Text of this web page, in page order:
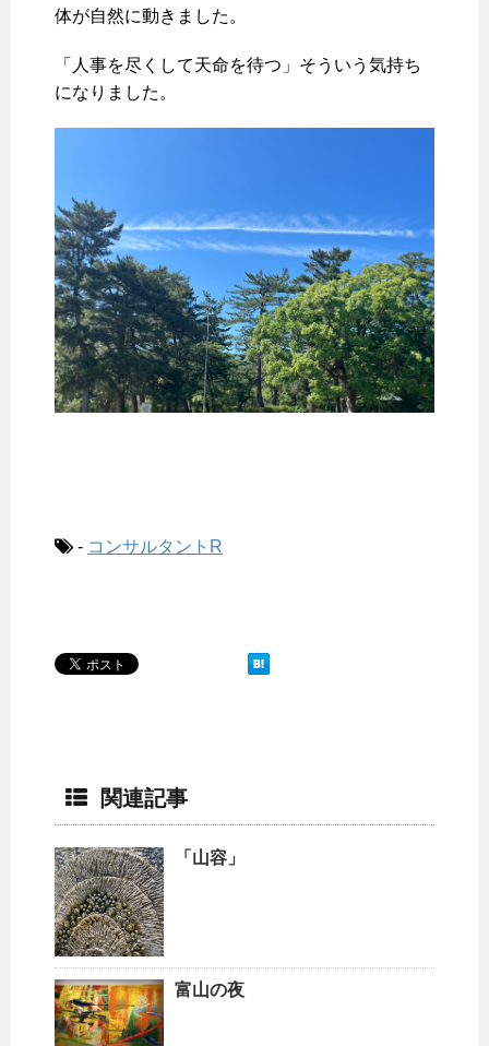
体が自然に動きました。
「人事を尽くして天命を待つ」そういう気持ち
になりました。
- コンサルタントR
関連記事
「山容」
富山の夜